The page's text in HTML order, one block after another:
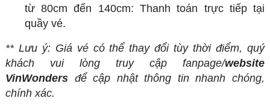
từ 80cm đến 140cm: Thanh toán trực tiếp tại
quầy vé.
** Lưu ý: Giá vé có thể thay đổi tùy thời điểm, quý
khách vui lòng truy cập fanpage/website
VinWondersđể cập nhật thông tin nhanh chóng,
chính xác.